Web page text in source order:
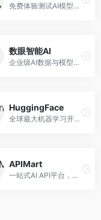
免费体验测试AI模型的平台，深度整合Google生态。面向开发者和研究者，提供Gemini模型体验、API密钥管理、提示词测试等服务，免费使用。
数眼智能AI
企业级AI数据与模型服务平台，专注于数据驱动AI。面向企业用户，提供数据管理、模型训练、部署服务等，数据治理能力强。
HuggingFace
全球最大机器学习开源社区，整合模型库与开发工具。面向AI研究者和开发者，提供开源模型、数据集、开发工具等资源，开源生态最完善。
APIMart
一站式AI API平台，整合多种AI服务。面向开发者，提供模型API、图像处理、语音识别等服务，API种类丰富。